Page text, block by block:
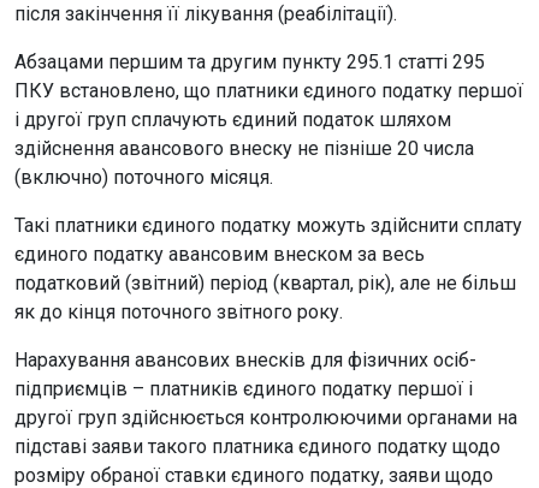
після закінчення її лікування (реабілітації).
Абзацами першим та другим пункту 295.1 статті 295
ПКУ встановлено, що платники єдиного податку першої
і другої груп сплачують єдиний податок шляхом
здійснення авансового внеску не пізніше 20 числа
(включно) поточного місяця.
Такі платники єдиного податку можуть здійснити сплату
єдиного податку авансовим внеском за весь
податковий (звітний) період (квартал, рік), але не більш
як до кінця поточного звітного року.
Нарахування авансових внесків для фізичних осіб-
підприємців – платників єдиного податку першої і
другої груп здійснюється контролюючими органами на
підставі заяви такого платника єдиного податку щодо
розміру обраної ставки єдиного податку, заяви щодо